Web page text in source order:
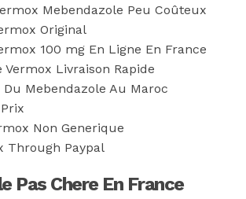
Mebendazole Peu Coûteux
Original
100 mg En Ligne En France
Vermox Livraison Rapide
Mebendazole Au Maroc
Non Generique
Through Paypal
Pas Chere En France